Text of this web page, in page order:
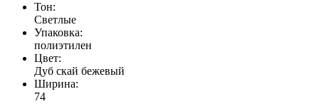
Тон:
Светлые
Упаковка:
полиэтилен
Цвет:
Дуб скай бежевый
Ширина:
74